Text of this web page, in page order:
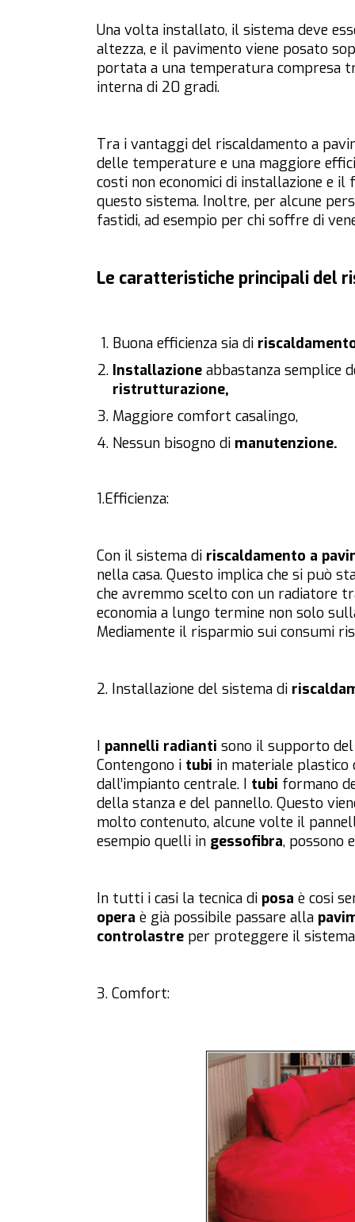
Una volta installato, il sistema deve
altezza, e il pavimento viene posato
portata a una temperatura compresa
interna di 20 gradi.
Tra i vantaggi del riscaldamento a
delle temperature e una maggiore
costi non economici di installazione e
questo sistema. Inoltre, per alcune
fastidi, ad esempio per chi soffre di
Le caratteristiche principali del
Buona efficienza sia di
Installazione abbastanza semplice
ristrutturazione,
Maggiore comfort casalingo,
Nessun bisogno di manutenzione.
1.Efficienza:
Con il sistema di riscaldamento a
nella casa. Questo implica che si può
che avremmo scelto con un radiatore
economia a lungo termine non solo
Mediamente il risparmio sui consumi
2. Installazione del sistema di
I pannelli radianti sono il supporto
Contengono i tubi in materiale plastico
dall’impianto centrale. I tubi formano
della stanza e del pannello. Questo
molto contenuto, alcune volte il
esempio quelli in gessofibra, possono
In tutti i casi la tecnica di posa è cosi
opera è già possibile passare alla
controlastre per proteggere il
3. Comfort: